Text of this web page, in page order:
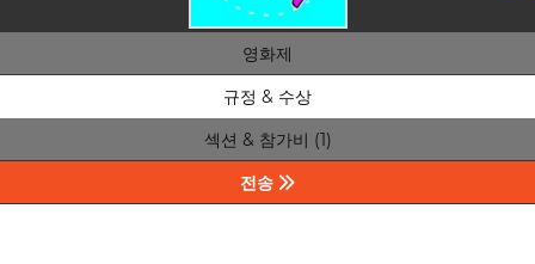
영화제
규정 & 수상
섹션 & 참가비 (1)
전송